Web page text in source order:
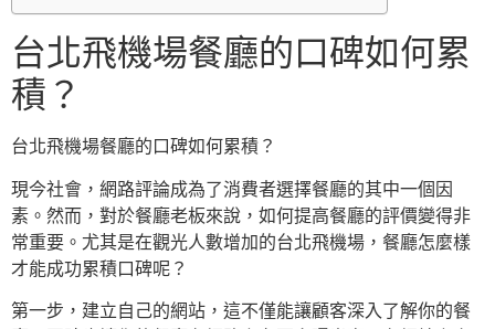
台北飛機場餐廳的口碑如何累
積？
台北飛機場餐廳的口碑如何累積？
現今社會，網路評論成為了消費者選擇餐廳的其中一個因
素。然而，對於餐廳老板來說，如何提高餐廳的評價變得非
常重要。尤其是在觀光人數增加的台北飛機場，餐廳怎麼樣
才能成功累積口碑呢？
第一步，建立自己的網站，這不僅能讓顧客深入了解你的餐